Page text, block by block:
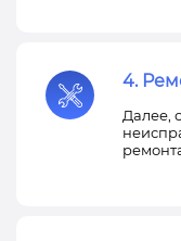
4.
Далее,